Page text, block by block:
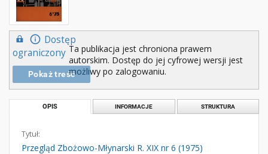
Dostęp
ograniczony
Pokaż treść
Ta publikacja jest chroniona prawem
autorskim. Dostęp do jej cyfrowej wersji jest
możliwy po zalogowaniu.
OPIS INFORMACJE STRUKTURA
Tytuł:
Przegląd Zbożowo-Młynarski R. XIX nr 6 (1975)